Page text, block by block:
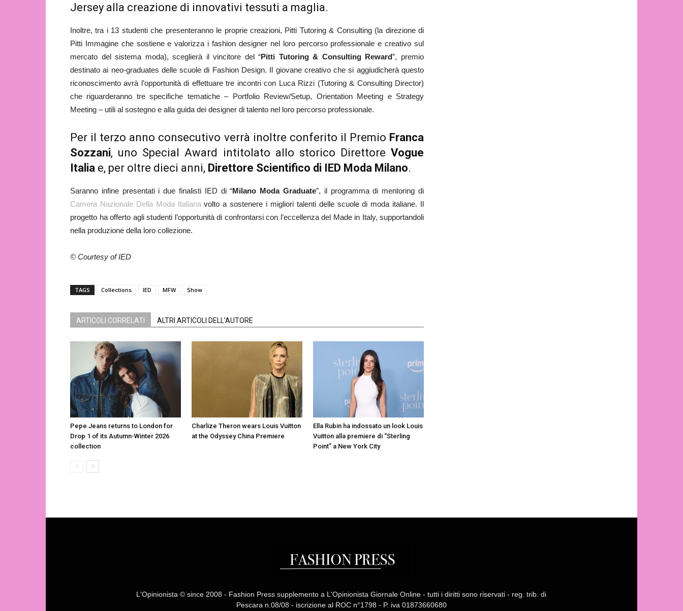
Jersey alla creazione di innovativi tessuti a maglia.
Inoltre, tra i 13 studenti che presenteranno le proprie creazioni, Pitti Tutoring & Consulting (la direzione di
Pitti Immagine che sostiene e valorizza i fashion designer nel loro percorso professionale e creativo sul
mercato del sistema moda), sceglierà il vincitore del “Pitti Tutoring & Consulting Reward”, premio
destinato ai neo-graduates delle scuole di Fashion Design. Il giovane creativo che si aggiudicherà questo
riconoscimento avrà l’opportunità di effettuare tre incontri con Luca Rizzi (Tutoring & Consulting Director)
che riguarderanno tre specifiche tematiche – Portfolio Review/Setup, Orientation Meeting e Strategy
Meeting – utili al sostegno e alla guida dei designer di talento nel loro percorso professionale.
Per il terzo anno consecutivo verrà inoltre conferito il Premio Franca
Sozzani, uno Special Award intitolato allo storico Direttore Vogue
Italia e, per oltre dieci anni, Direttore Scientifico di IED Moda Milano.
Saranno infine presentati i due finalisti IED di “Milano Moda Graduate”, il programma di mentoring di
Camera Nazionale Della Moda Italiana volto a sostenere i migliori talenti delle scuole di moda italiane. Il
progetto ha offerto agli studenti l’opportunità di confrontarsi con l’eccellenza del Made in Italy, supportandoli
nella produzione della loro collezione.
© Courtesy of IED
TAGS Collections IED MFW Show
ARTICOLI CORRELATI ALTRI ARTICOLI DELL'AUTORE
Pepe Jeans returns to London for
Drop 1 of its Autumn-Winter 2026
collection
Charlize Theron wears Louis Vuitton
at the Odyssey China Premiere
Ella Rubin ha indossato un look Louis
Vuitton alla premiere di “Sterling
Point” a New York City
L'Opinionista © since 2008 - Fashion Press supplemento a L'Opinionista Giornale Online - tutti i diritti sono riservati - reg. trib. di
Pescara n.08/08 - iscrizione al ROC n°1798 - P. iva 01873660680